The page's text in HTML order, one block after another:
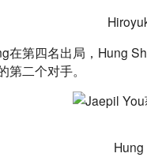
在第四名出局，Hung
二个对手。